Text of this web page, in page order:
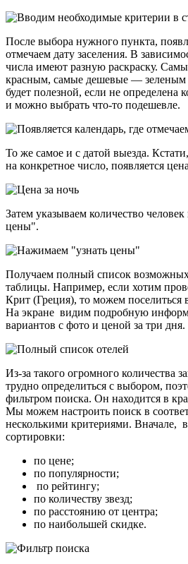
После выбора нужного пункта,
отмечаем дату заселения. В
числа имеют разную раскраску.
красным, самые дешевые —
будет полезной, если не определена
и можно выбрать что-то подешевле.
То же самое и с датой выезда.
на конкретное число, появляется
Затем указываем количество
цены".
Получаем полный список
таблицы. Например, если хотим
Крит (Греция), то можем поселиться
На экране видим подробную
вариантов с фото и ценой за три дня.
Из-за такого огромного количества
трудно определиться с выбором,
фильтром поиска. Он находится в
Мы можем настроить поиск в
несколькими критериями. Вначале,
сортировки:
по цене;
по популярности;
по рейтингу;
по количеству звезд;
по расстоянию от центра;
по наибольшей скидке.